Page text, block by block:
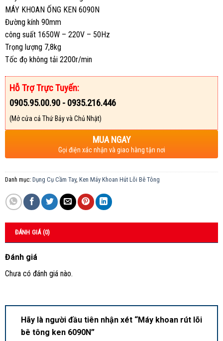
MÁY KHOAN ỐNG KEN 6090N
Đường kính 90mm
công suất 1650W – 220V – 50Hz
Trọng lượng 7,8kg
Tốc đọ không tải 2200r/min
Hỗ Trợ Trực Tuyến:
0905.95.00.90 - 0935.216.446
(Mở cửa cả Thứ Bảy và Chủ Nhật)
MUA NGAY
Gọi điện xác nhận và giao hàng tận nơi
Danh mục: Dụng Cụ Cầm Tay, Ken Máy Khoan Hút Lõi Bê Tông
ĐÁNH GIÁ (0)
Đánh giá
Chưa có đánh giá nào.
Hãy là người đầu tiên nhận xét “Máy khoan rút lõi
bê tông ken 6090N”